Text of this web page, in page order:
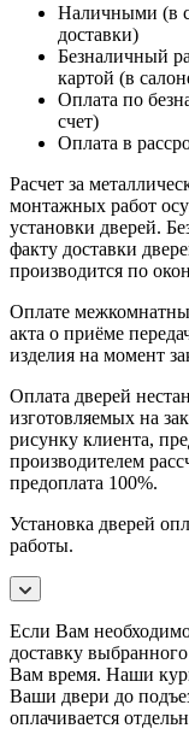
Наличными (в
доставки)
Безналичный
картой (в
Оплата по
счет)
Оплата в
Расчет за
монтажных работ
установки дверей.
факту доставки
производится по
Оплате
акта о приёме
изделия на момент
Оплата дверей
изготовляемых на
рисунку клиента,
производителем
предоплата 100%.
Установка дверей
работы.
Если Вам
доставку
Вам время. Наши
Ваши двери до
оплачивается